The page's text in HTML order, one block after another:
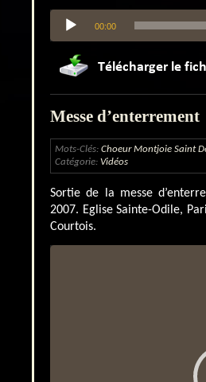
Lecteur
audio
00:00
Messe d’enterrement
Mots-Clés: Choeur Montjoie Saint
Catégorie: Vidéos
Sortie de la messe
2007. Eglise Sainte-Odile,
Courtois.